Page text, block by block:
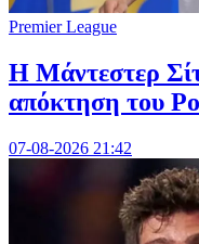
Premier League
Η Μάντεστερ
απόκτηση του
07-08-2026 21:42